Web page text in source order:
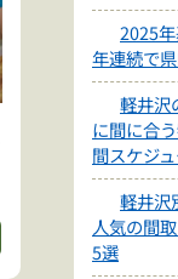
2025
年連続で
軽井沢
に間に合
間スケジ
軽井沢
人気の間
5選